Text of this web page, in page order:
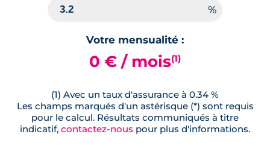
Votre mensualité :
0 € / mois(1)
(1) Avec un taux d'assurance à 0.34 %
Les champs marqués d'un astérisque (*) sont requis
pour le calcul. Résultats communiqués à titre
indicatif, contactez-nous pour plus d'informations.